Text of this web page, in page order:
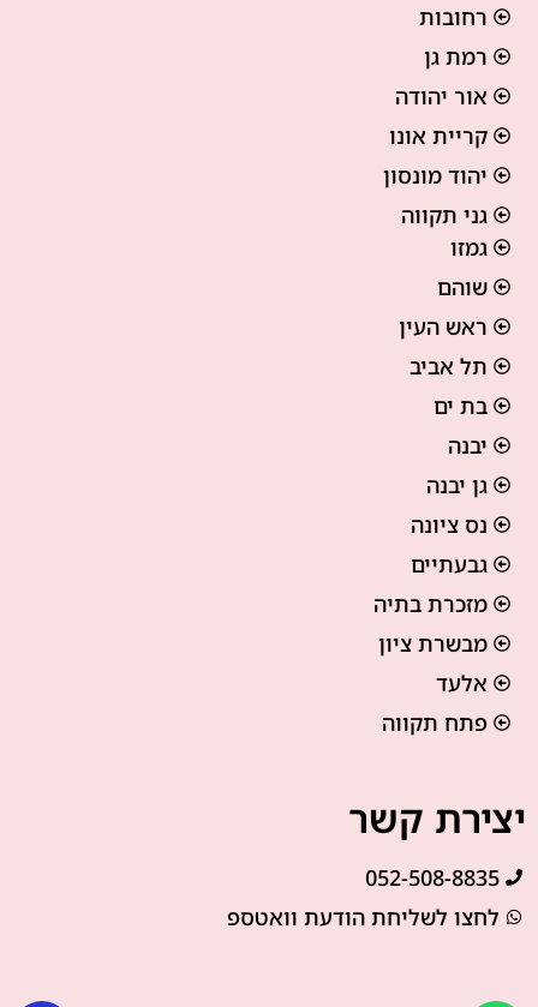
רחובות
רמת גן
אור יהודה
קריית אונו
יהוד מונסון
גני תקווה
גמזו
שוהם
ראש העין
תל אביב
בת ים
יבנה
גן יבנה
נס ציונה
גבעתיים
מזכרת בתיה
מבשרת ציון
אלעד
פתח תקווה
יצירת קשר
052-508-8835
לחצו לשליחת הודעת וואטספ